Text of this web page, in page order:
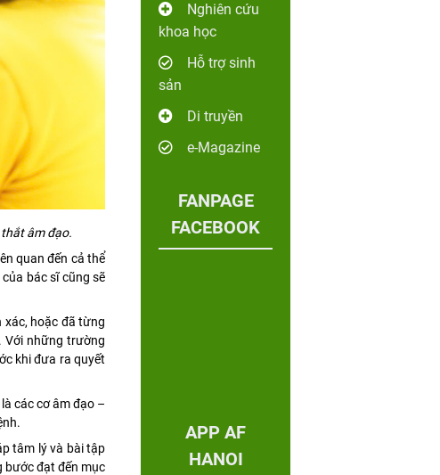
âm đạo.
quan đến cả thể
bác sĩ cũng sẽ
xác, hoặc đã từng
Với những trường
khi đưa ra quyết
các cơ âm đạo –
tâm lý và bài tập
bước đạt đến mục
Nghiên cứu
khoa học
Hỗ trợ sinh
sản
Di truyền
e-Magazine
FANPAGE
FACEBOOK
APP AF
HANOI